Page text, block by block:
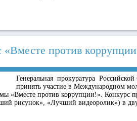
«Вместе против
Генеральная прокуратура
принять участие в Международном
«Вместе против коррупции!». Конкурс
рисунок», «Лучший видеоролик») в